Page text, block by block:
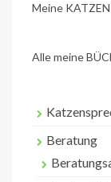
Meine
Alle meine
Beratung